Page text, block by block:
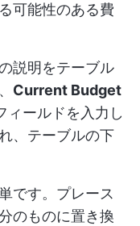
可能性のある費
説明をテーブル
Current Budget
ィールドを入力し
、テーブルの下
です。プレース
のものに置き換